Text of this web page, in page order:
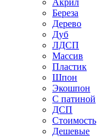
Акрил
Береза
Дерево
Дуб
ЛДСП
Массив
Пластик
Шпон
Экошпон
С патиной
ДСП
Стоимость
Дешевые